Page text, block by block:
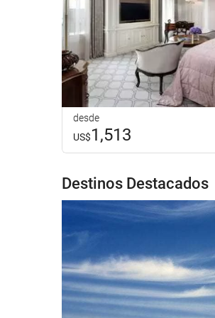
desde
US$1,513
Destinos Destacados